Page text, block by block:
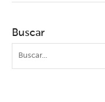
Buscar